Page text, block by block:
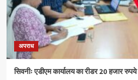
अपराध
सिवनीः एडीएम कार्यालय का रीडर 20 हजार